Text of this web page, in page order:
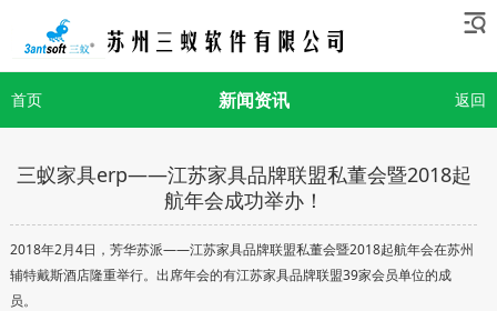
首页 返回
新闻资讯
三蚁家具erp——江苏家具品牌联盟私董会暨2018起
航年会成功举办！
2018年2月4日，芳华苏派——江苏家具品牌联盟私董会暨2018起航年会在苏州
辅特戴斯酒店隆重举行。出席年会的有江苏家具品牌联盟39家会员单位的成
员。